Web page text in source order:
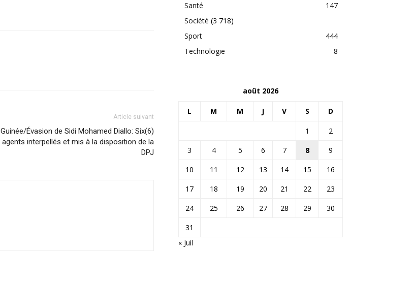
Article suivant
Guinée/Évasion de Sidi Mohamed Diallo: Six(6)
agents interpellés et mis à la disposition de la
DPJ
Santé
147
Société (3 718)
Sport
444
Technologie
8
août 2026
L M M J V S D
1
2
3
4 5 6 7 8
9
10
11 12 13 14 15
16
17
18 19 20 21 22
23
24
25 26 27 28 29
30
31
« Juil